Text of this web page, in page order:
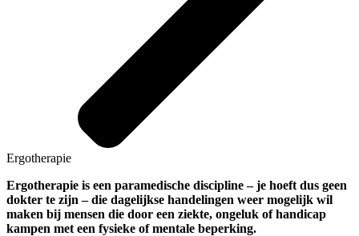
Ergotherapie
Ergotherapie is een paramedische discipline – je hoeft dus geen
dokter te zijn – die dagelijkse handelingen weer mogelijk wil
maken bij mensen die door een ziekte, ongeluk of handicap
kampen met een fysieke of mentale beperking.